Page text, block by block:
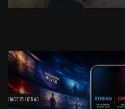
HACE 15 HORAS